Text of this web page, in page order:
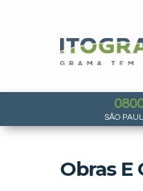
SÃO
Obras E